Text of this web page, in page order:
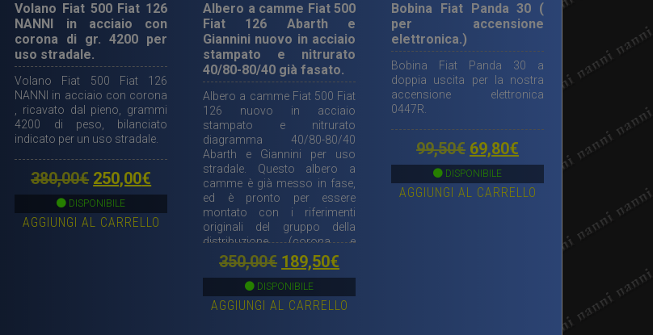
Volano Fiat 500 Fiat 126
NANNI in acciaio con
corona di gr. 4200 per
uso stradale.
Volano Fiat 500 Fiat 126
NANNI in acciaio con corona
, ricavato dal pieno, grammi
4200 di peso, bilanciato
indicato per un uso stradale.
380,00€ Il
prezzo
originale
250,00€
attuale
250,00€.
DISPONIBILE
AGGIUNGI AL CARRELLO
Albero a camme Fiat 500
Fiat 126 Abarth e
Giannini nuovo in acciaio
stampato e nitrurato
40/80-80/40 già fasato.
Albero a camme Fiat 500 Fiat
126 nuovo in acciaio
stampato e nitrurato
diagramma 40/80-80/40
Abarth e Giannini per uso
stradale. Questo albero a
camme è già messo in fase,
ed è pronto per essere
montato con i riferimenti
originali del gruppo della
distribuzione (corona e
pignone).
350,00€ Il
prezzo
originale
189,50€
attuale
DISPONIBILE
AGGIUNGI AL CARRELLO
Bobina Fiat Panda 30 (
per accensione
elettronica.)
Bobina Fiat Panda 30 a
doppia uscita per la nostra
accensione elettronica
0447R.
99,50€ Il
prezzo
originale
69,80€
prezzo
attuale
69,80€.
DISPONIBILE
AGGIUNGI AL CARRELLO